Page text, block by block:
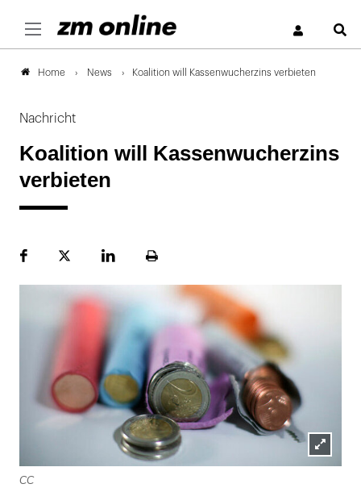
Home News Koalition will Kassenwucherzins verbieten
Nachricht
Koalition will Kassenwucherzins
verbieten
FacebookPlattformLinekdInSeite
Lightbox
CC